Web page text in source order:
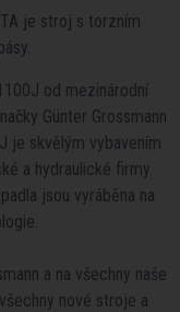
je stroj s torzním
od mezinárodní
Günter Grossmann
je skvělým vybavením
a hydraulické firmy.
jsou vyráběna na
a na všechny naše
nové stroje a